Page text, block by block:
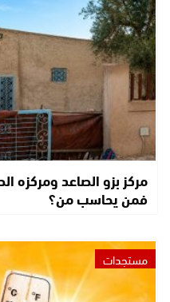
مركز بزو الصاعد ومركزه
فمن يحاسب من؟
مستجدات